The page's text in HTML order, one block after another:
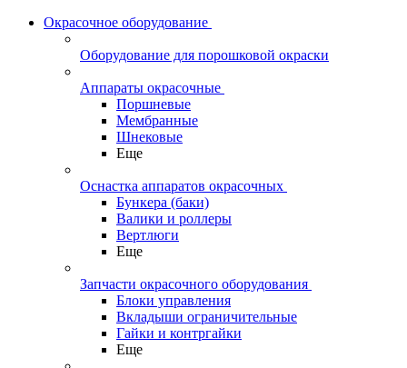
Окрасочное оборудование
Оборудование для порошковой окраски
Аппараты окрасочные
Поршневые
Мембранные
Шнековые
Еще
Оснастка аппаратов окрасочных
Бункера (баки)
Валики и роллеры
Вертлюги
Еще
Запчасти окрасочного оборудования
Блоки управления
Вкладыши ограничительные
Гайки и контргайки
Еще